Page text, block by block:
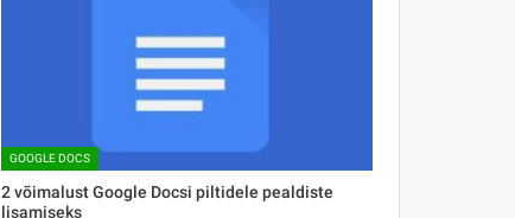
GOOGLE DOCS
2 võimalust Google Docsi piltidele pealdiste
lisamiseks